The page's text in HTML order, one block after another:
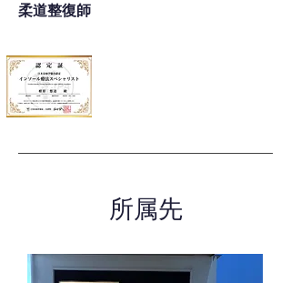
柔道整復師
所属先